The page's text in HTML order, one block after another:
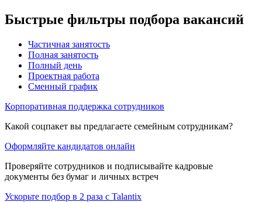
Быстрые фильтры подбора вакансий
Частичная занятость
Полная занятость
Полный день
Проектная работа
Сменный график
Корпоративная поддержка сотрудников
Какой соцпакет вы предлагаете семейным сотрудникам?
Оформляйте кандидатов онлайн
Проверяйте сотрудников и подписывайте кадровые
документы без бумаг и личных встреч
Ускорьте подбор в 2 раза с Talantix